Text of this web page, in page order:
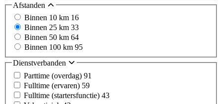
Afstanden
Binnen 10 km 16
Binnen 25 km 33
Binnen 50 km 64
Binnen 100 km 95
Dienstverbanden
Parttime (overdag) 91
Fulltime (ervaren) 59
Fulltime (startersfunctie) 43